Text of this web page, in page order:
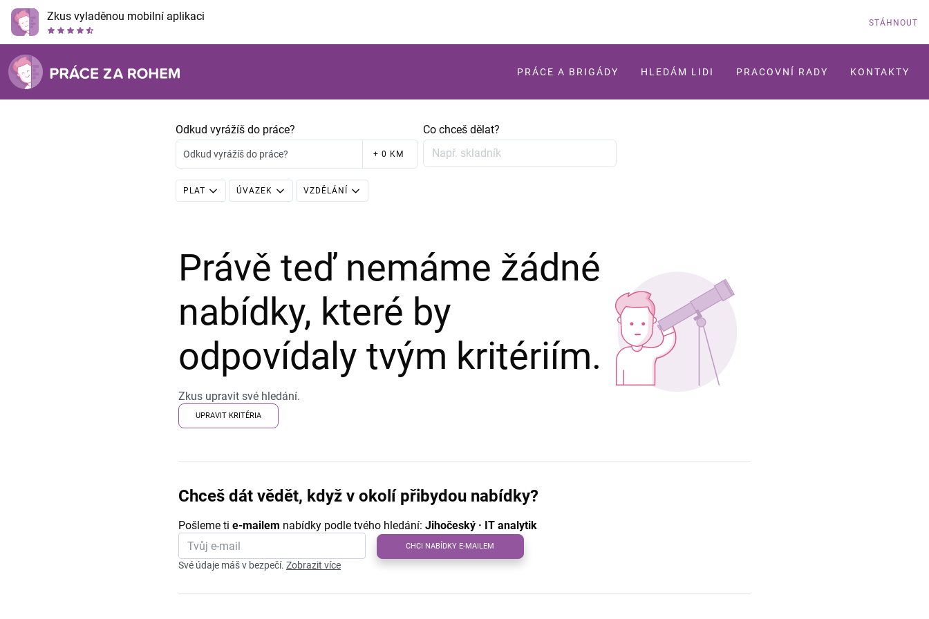
Zkus vyladěnou mobilní aplikaci STÁHNOUT
PRÁCE A BRIGÁDY HLEDÁM LIDI PRACOVNÍ RADY KONTAKTY
Odkud vyrážíš do práce?
Odkud vyrážíš do práce? + 0 KM
Co chceš dělat?
PLAT ÚVAZEK VZDĚLÁNÍ
Právě teď nemáme žádné
nabídky, které by
odpovídaly tvým kritériím.
Zkus upravit své hledání.
UPRAVIT KRITÉRIA
Chceš dát vědět, když v okolí přibydou nabídky?
Pošleme ti e-mailem nabídky podle tvého hledání: Jihočeský · IT analytik
CHCI NABÍDKY E-MAILEM
Své údaje máš v bezpečí. Zobrazit více